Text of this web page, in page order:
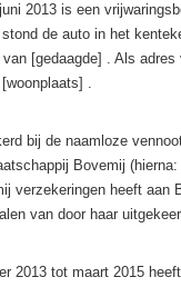
2013 is een
de auto in het
[gedaagde] . Als
.
bij de naamloze
Bovemij
verzekeringen heeft aan
van door haar
2013 tot maart 2015